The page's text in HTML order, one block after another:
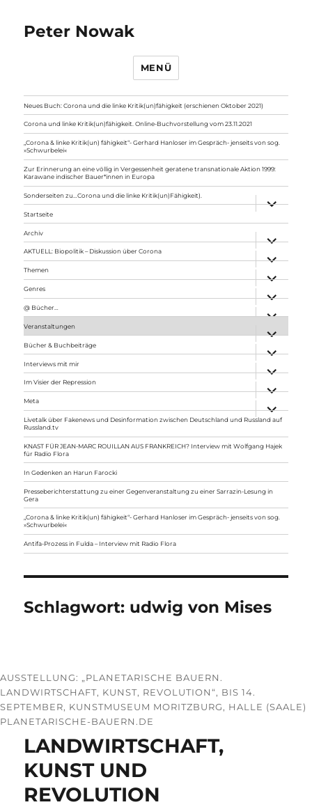
Peter Nowak
MENÜ
Neues Buch: Corona und die linke Kritik(un)fähigkeit (erschienen Oktober 2021)
Corona und linke Kritik(un)fähigkeit. Online-Buchvorstellung vom 23.11.2021
„Corona & linke Kritik(un) fähigkeit“- Gerhard Hanloser im Gespräch- jenseits von sog.
»Schwurbelei«
Zur Erinnerung an eine völlig in Vergessenheit geratene transnationale Aktion 1999:
Karawane indischer Bauer*innen in Europa
Sonderseiten zu…Corona und die linke Kritik(un)Fähigkeit).
anzeigen
Startseite
Archiv
anzeigen
AKTUELL: Biopolitik – Diskussion über Corona
anzeigen
Themen
anzeigen
Genres
anzeigen
@ Bücher…
Veranstaltungen
anzeigen
Bücher & Buchbeiträge
anzeigen
Interviews mit mir
anzeigen
Im Visier der Repression
anzeigen
Meta
anzeigen
Livetalk über Fakenews und Desinformation zwischen Deutschland und Russland auf
Russland.tv
KNAST FÜR JEAN-MARC ROUILLAN AUS FRANKREICH? Interview mit Wolfgang Hajek
für Radio Flora
In Gedenken an Harun Farocki
Presseberichterstattung zu einer Gegenveranstaltung zu einer Sarrazin-Lesung in
Gera
„Corona & linke Kritik(un) fähigkeit“- Gerhard Hanloser im Gespräch- jenseits von sog.
»Schwurbelei«
Antifa-Prozess in Fulda – Interview mit Radio Flora
Schlagwort: udwig von Mises
AUSSTELLUNG: „PLANETARISCHE BAUERN.
LANDWIRTSCHAFT, KUNST, REVOLUTION“, BIS 14.
SEPTEMBER, KUNSTMUSEUM MORITZBURG, HALLE (SAALE)
PLANETARISCHE-BAUERN.DE
LANDWIRTSCHAFT,
KUNST UND
REVOLUTION